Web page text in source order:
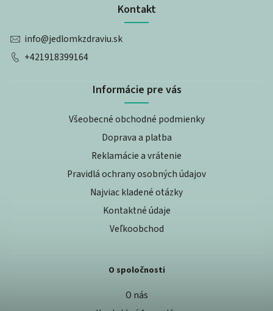
Kontakt
info@jedlomkzdraviu.sk
+421918399164
Informácie pre vás
Všeobecné obchodné podmienky
Doprava a platba
Reklamácie a vrátenie
Pravidlá ochrany osobných údajov
Najviac kladené otázky
Kontaktné údaje
Veľkoobchod
O spoločnosti
O nás